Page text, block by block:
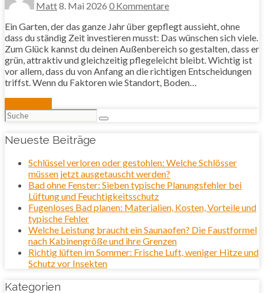
Matt8. Mai 2026 0 Kommentare
Ein Garten, der das ganze Jahr über gepflegt aussieht, ohne
dass du ständig Zeit investieren musst: Das wünschen sich viele.
Zum Glück kannst du deinen Außenbereich so gestalten, dass er
grün, attraktiv und gleichzeitig pflegeleicht bleibt. Wichtig ist
vor allem, dass du von Anfang an die richtigen Entscheidungen
triffst. Wenn du Faktoren wie Standort, Boden…
Suchen
nach:
Neueste Beiträge
Schlüssel verloren oder gestohlen: Welche Schlösser
müssen jetzt ausgetauscht werden?
Bad ohne Fenster: Sieben typische Planungsfehler bei
Lüftung und Feuchtigkeitsschutz
Fugenloses Bad planen: Materialien, Kosten, Vorteile und
typische Fehler
Welche Leistung braucht ein Saunaofen? Die Faustformel
nach Kabinengröße und ihre Grenzen
Richtig lüften im Sommer: Frische Luft, weniger Hitze und
Schutz vor Insekten
Kategorien